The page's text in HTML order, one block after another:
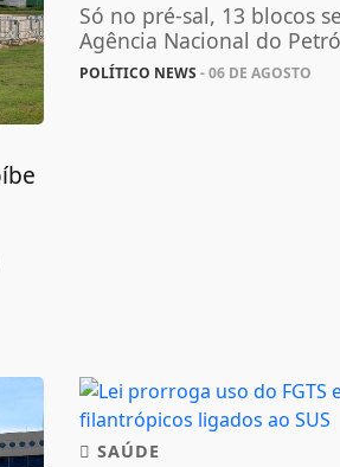
Só no pré-sal, 13 blocos
Agência Nacional do
POLÍTICO NEWS - 06 DE AGOSTO
SAÚDE